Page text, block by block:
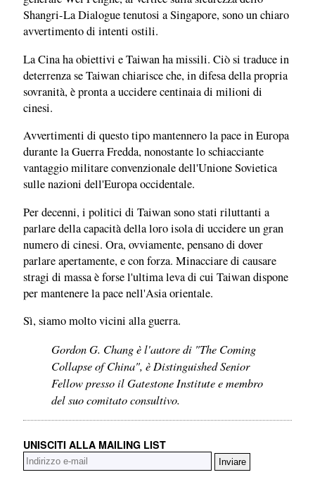
Shangri-La Dialogue tenutosi a Singapore, sono un chiaro
avvertimento di intenti ostili.
La Cina ha obiettivi e Taiwan ha missili. Ciò si traduce in
deterrenza se Taiwan chiarisce che, in difesa della propria
sovranità, è pronta a uccidere centinaia di milioni di
cinesi.
Avvertimenti di questo tipo mantennero la pace in Europa
durante la Guerra Fredda, nonostante lo schiacciante
vantaggio militare convenzionale dell'Unione Sovietica
sulle nazioni dell'Europa occidentale.
Per decenni, i politici di Taiwan sono stati riluttanti a
parlare della capacità della loro isola di uccidere un gran
numero di cinesi. Ora, ovviamente, pensano di dover
parlare apertamente, e con forza. Minacciare di causare
stragi di massa è forse l'ultima leva di cui Taiwan dispone
per mantenere la pace nell'Asia orientale.
Sì, siamo molto vicini alla guerra.
Gordon G. Chang è l'autore di "The Coming
Collapse of China", è Distinguished Senior
Fellow presso il Gatestone Institute e membro
del suo comitato consultivo.
UNISCITI ALLA MAILING LIST